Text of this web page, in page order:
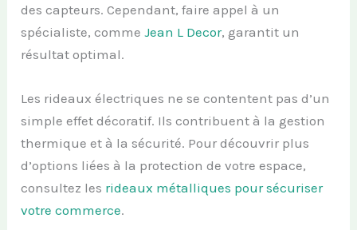
des capteurs. Cependant, faire appel à un
spécialiste, commeJean L Decor, garantit un
résultat optimal.
Les rideaux électriques ne se contentent pas d’un
simple effet décoratif. Ils contribuent à la gestion
thermique et à la sécurité. Pour découvrir plus
d’options liées à la protection de votre espace,
consultez les rideaux métalliques pour sécuriser
votre commerce.